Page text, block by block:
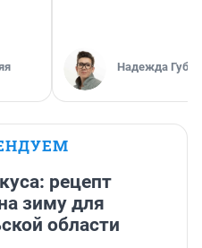
Надежда
рецепт
зиму для
области